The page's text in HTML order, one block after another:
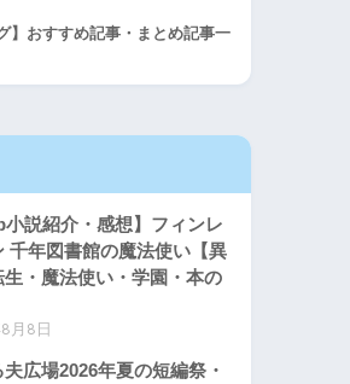
】おすすめ記事・まとめ記事一
小説紹介・感想】フィンレ
千年図書館の魔法使い【異
生・魔法使い・学園・本の
月8日
夫広場2026年夏の短編祭・